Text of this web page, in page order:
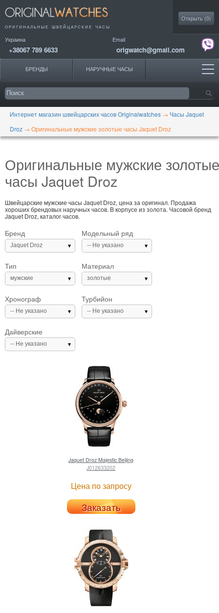
ОРИГИНАЛЬНЫЕ ШВЕЙЦАРСКИЕ ЧАСЫ
Украина
+38067 789 6633
Email
origwatch@gmail.com
Открыть (0)
БРЕНДЫ НАРУЧНЫЕ ЧАСЫ
Интернет магазин швейцарских часов Originalwatches → Часы Jaquet
Droz → Оригинальные мужские золотые часы Jaquet Droz
Оригинальные мужские золотые
часы Jaquet Droz
Швейцарские мужские часы Jaquet Droz, цена за оригинал. Продажа
хороших брендовых наручных часов. В корпусе из золота. Часовой бренд
Jaquet Droz, каталог часов.
Бренд
Jaquet Droz
Модельный ряд
-- Не указано
Тип
мужские
Материал
золотые
Хронограф
-- Не указано
Турбийон
-- Не указано
Дайверские
-- Не указано
Jaquet Droz Majestic Beijing
J012633202
Цена по запросу
Заказать